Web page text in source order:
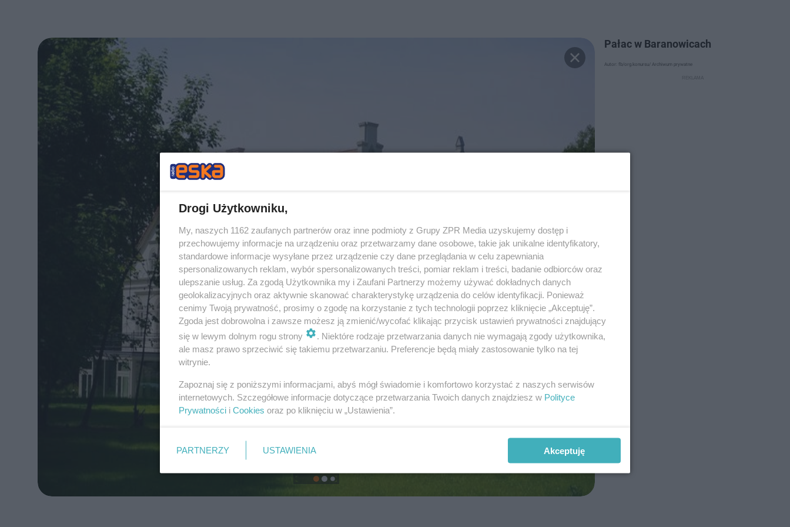
Pałac w Baranowicach
Autor: fb/org.konursu/ Archiwum prywatne
Drogi Użytkowniku,
My, naszych 1162 zaufanych partnerów oraz inne podmioty z Grupy ZPR Media uzyskujemy dostęp i
przechowujemy informacje na urządzeniu oraz przetwarzamy dane osobowe, takie jak unikalne identyfikatory,
standardowe informacje wysyłane przez urządzenie czy dane przeglądania w celu zapewniania
spersonalizowanych reklam, wybór spersonalizowanych treści, pomiar reklam i treści, badanie odbiorców oraz
ulepszanie usług. Za zgodą Użytkownika my i Zaufani Partnerzy możemy używać dokładnych danych
geolokalizacyjnych oraz aktywnie skanować charakterystykę urządzenia do celów identyfikacji. Ponieważ
cenimy Twoją prywatność, prosimy o zgodę na korzystanie z tych technologii poprzez kliknięcie „Akceptuję”.
Zgoda jest dobrowolna i zawsze możesz ją zmienić/wycofać klikając przycisk ustawień prywatności znajdujący
się w lewym dolnym rogu strony
. Niektóre rodzaje przetwarzania danych nie wymagają zgody użytkownika,
ale masz prawo sprzeciwić się takiemu przetwarzaniu. Preferencje będą miały zastosowanie tylko na tej
witrynie.
Zapoznaj się z poniższymi informacjami, abyś mógł świadomie i komfortowo korzystać z naszych serwisów
internetowych. Szczegółowe informacje dotyczące przetwarzania Twoich danych znajdziesz w Polityce
Prywatności i Cookies oraz po kliknięciu w „Ustawienia”.
PARTNERZY USTAWIENIA Akceptuję